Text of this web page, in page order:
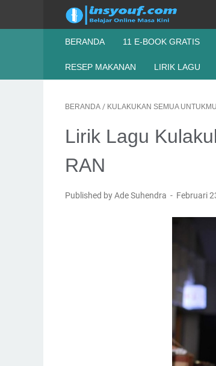
BERANDA 11 E-BOOK GRATIS
RESEP MAKANAN LIRIK LAGU
BERANDA / KULAKUKAN SEMUA UNTUKMU
Lirik Lagu
RAN
Published by Ade Suhendra Februari